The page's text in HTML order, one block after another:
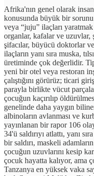
Afrika'nın genel olarak
konusunda büyük bir
veya “juju” ilaçları
organlar, kafalar ve uzuvlar,
şifacılar, büyücü doktorlar
ilaçların yanı sıra muska,
üretiminde çok değerlidir.
yeni bir otel veya restoran
çalıştığını görürüz; ticari
parayla birlikte vücut
çocuğun kaçırılıp
genelinde daha yaygın
albinoların avlanması ve
yayınlanan bir rapor 106
34'ü saldırıyı atlattı, yanı
bir saldırı, maskeli
çocuğun uzuvlarını kesip
çocuk hayatta kalıyor, ama
Tanzanya en yüksek vaka